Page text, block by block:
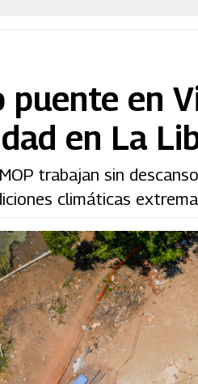
puente en
en La
trabajan sin
climáticas